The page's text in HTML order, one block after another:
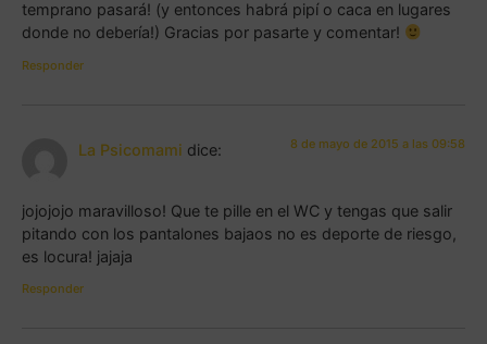
temprano pasará! (y entonces habrá pipí o caca en lugares
donde no debería!) Gracias por pasarte y comentar!
Responder
La Psicomami dice: 8 de mayo de 2015 a las 09:58
jojojojo maravilloso! Que te pille en el WC y tengas que salir
pitando con los pantalones bajaos no es deporte de riesgo,
es locura! jajaja
Responder